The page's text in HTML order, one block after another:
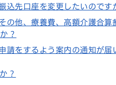
込先口座を変更したいのです
の他、療養費、高額介護合算
？
請をするよう案内の通知が届
？